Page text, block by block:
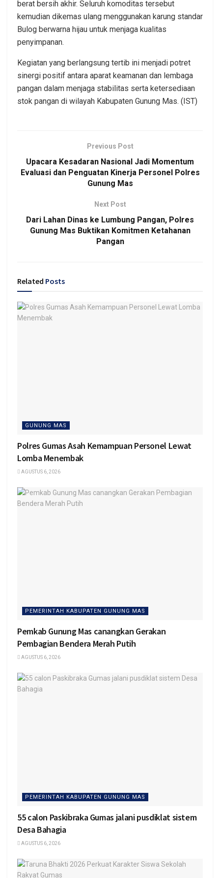
berat bersih akhir. Seluruh komoditas tersebut
kemudian dikemas ulang menggunakan karung standar
Bulog berwarna hijau untuk menjaga kualitas
penyimpanan.
Kegiatan yang berlangsung tertib ini menjadi potret
sinergi positif antara aparat keamanan dan lembaga
pangan dalam menjaga stabilitas serta ketersediaan
stok pangan di wilayah Kabupaten Gunung Mas. (IST)
Previous Post
Upacara Kesadaran Nasional Jadi Momentum
Evaluasi dan Penguatan Kinerja Personel Polres
Gunung Mas
Next Post
Dari Lahan Dinas ke Lumbung Pangan, Polres
Gunung Mas Buktikan Komitmen Ketahanan
Pangan
Related Posts
GUNUNG MAS
Polres Gumas Asah Kemampuan Personel Lewat
Lomba Menembak
AGUSTUS 6, 2026
PEMERINTAH KABUPATEN GUNUNG MAS
Pemkab Gunung Mas canangkan Gerakan
Pembagian Bendera Merah Putih
AGUSTUS 6, 2026
PEMERINTAH KABUPATEN GUNUNG MAS
55 calon Paskibraka Gumas jalani pusdiklat sistem
Desa Bahagia
AGUSTUS 6, 2026